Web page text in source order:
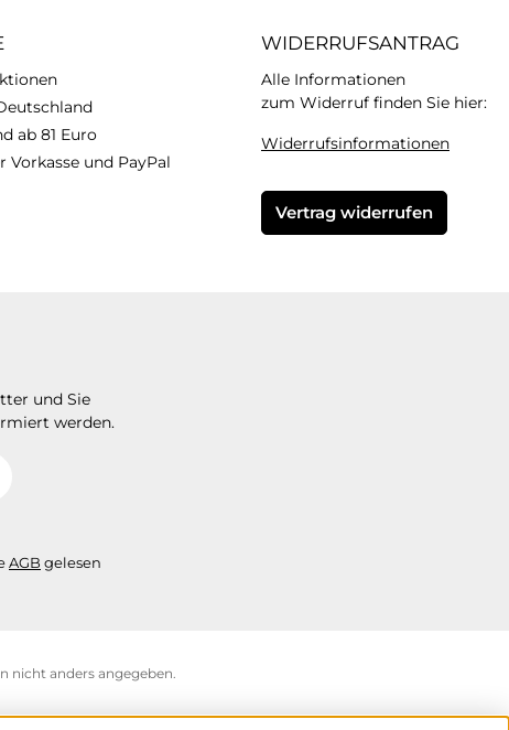
ab 81 Euro
Vorkasse und PayPal
WIDERRUFSANTRAG
Alle Informationen
zum Widerruf finden Sie hier:
Widerrufsinformationen
Vertrag widerrufen
und Sie
werden.
AGB gelesen
nicht anders angegeben.